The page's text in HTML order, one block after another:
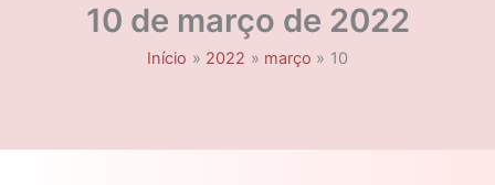
10 de março de 2022
Início 2022 março 10